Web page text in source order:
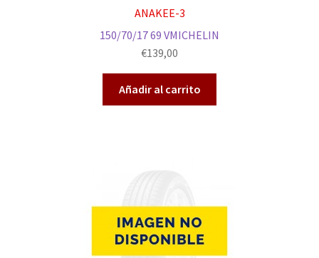
ANAKEE-3
150/70/17 69 VMICHELIN
€139,00
Añadir al carrito